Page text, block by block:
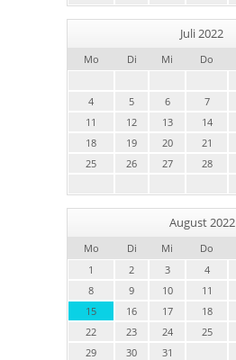
Juli 2022
Mo Di Mi Do
4
5 6 7
11
12 13 14
18
19 20 21
25
26 27 28
August 2022
Mo Di Mi Do
1
2 3 4
8
9 10 11
15
16 17 18
22
23 24 25
29
30 31